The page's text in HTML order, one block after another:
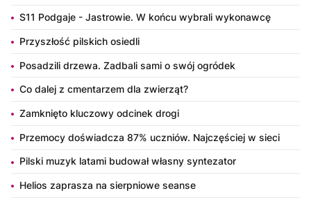
S11 Podgaje - Jastrowie. W końcu wybrali wykonawcę
Przyszłość pilskich osiedli
Posadzili drzewa. Zadbali sami o swój ogródek
Co dalej z cmentarzem dla zwierząt?
Zamknięto kluczowy odcinek drogi
Przemocy doświadcza 87% uczniów. Najczęściej w sieci
Pilski muzyk latami budował własny syntezator
Helios zaprasza na sierpniowe seanse